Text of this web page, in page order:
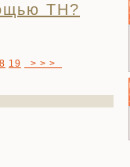
ТН?
19 > > >